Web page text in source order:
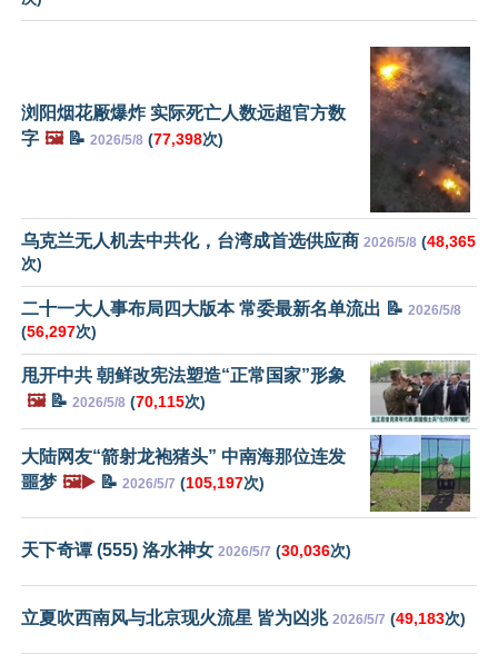
浏阳烟花厰爆炸 实际死亡人数远超官方数
字 🖼️📝 2026/5/8 (77,398次)
乌克兰无人机去中共化，台湾成首选供应商 2026/5/8 (48,365
次)
二十一大人事布局四大版本 常委最新名单流出 📝 2026/5/8
(56,297次)
甩开中共 朝鲜改宪法塑造“正常国家”形象
🖼️📝 2026/5/8 (70,115次)
大陆网友“箭射龙袍猪头” 中南海那位连发
噩梦 🖼️▶️ 📝 2026/5/7 (105,197次)
天下奇谭 (555) 洛水神女 2026/5/7 (30,036次)
立夏吹西南风与北京现火流星 皆为凶兆 2026/5/7 (49,183次)